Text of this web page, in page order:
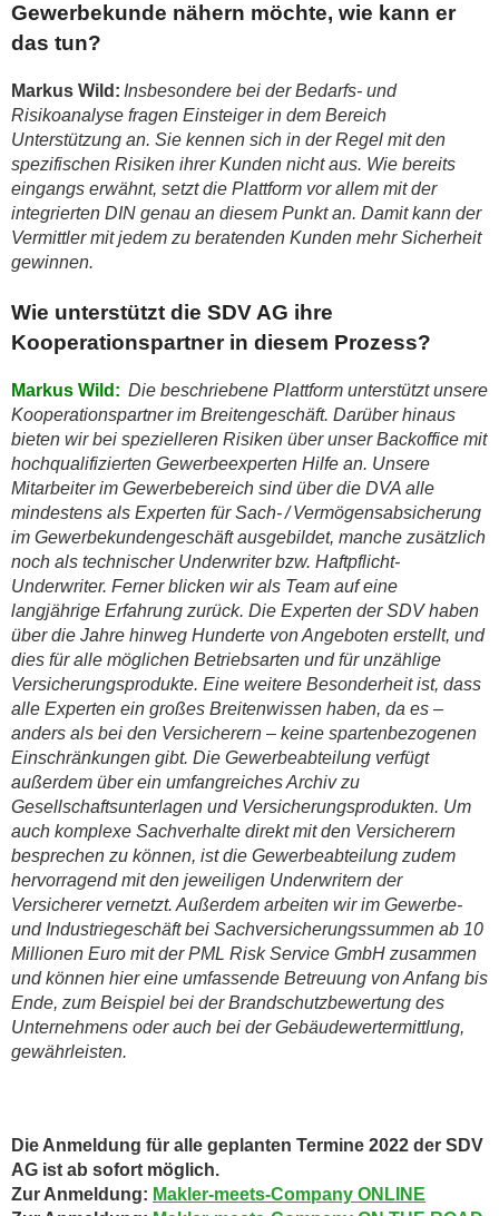
Gewerbekunde nähern möchte, wie kann er
das tun?
Markus Wild: Insbesondere bei der Bedarfs- und
Risikoanalyse fragen Einsteiger in dem Bereich
Unterstützung an. Sie kennen sich in der Regel mit den
spezifischen Risiken ihrer Kunden nicht aus. Wie bereits
eingangs erwähnt, setzt die Plattform vor allem mit der
integrierten DIN genau an diesem Punkt an. Damit kann der
Vermittler mit jedem zu beratenden Kunden mehr Sicherheit
gewinnen.
Wie unterstützt die SDV AG ihre
Kooperationspartner in diesem Prozess?
Markus Wild: Die beschriebene Plattform unterstützt unsere
Kooperationspartner im Breitengeschäft. Darüber hinaus
bieten wir bei spezielleren Risiken über unser Backoffice mit
hochqualifizierten Gewerbeexperten Hilfe an. Unsere
Mitarbeiter im Gewerbebereich sind über die DVA alle
mindestens als Experten für Sach- / Vermögensabsicherung
im Gewerbekundengeschäft ausgebildet, manche zusätzlich
noch als technischer Underwriter bzw. Haftpflicht-
Underwriter. Ferner blicken wir als Team auf eine
langjährige Erfahrung zurück. Die Experten der SDV haben
über die Jahre hinweg Hunderte von Angeboten erstellt, und
dies für alle möglichen Betriebsarten und für unzählige
Versicherungsprodukte. Eine weitere Besonderheit ist, dass
alle Experten ein großes Breitenwissen haben, da es –
anders als bei den Versicherern – keine spartenbezogenen
Einschränkungen gibt. Die Gewerbeabteilung verfügt
außerdem über ein umfangreiches Archiv zu
Gesellschaftsunterlagen und Versicherungsprodukten. Um
auch komplexe Sachverhalte direkt mit den Versicherern
besprechen zu können, ist die Gewerbeabteilung zudem
hervorragend mit den jeweiligen Underwritern der
Versicherer vernetzt. Außerdem arbeiten wir im Gewerbe-
und Industriegeschäft bei Sachversicherungssummen ab 10
Millionen Euro mit der PML Risk Service GmbH zusammen
und können hier eine umfassende Betreuung von Anfang bis
Ende, zum Beispiel bei der Brandschutzbewertung des
Unternehmens oder auch bei der Gebäudewertermittlung,
gewährleisten.
Die Anmeldung für alle geplanten Termine 2022 der SDV
AG ist ab sofort möglich.
Zur Anmeldung: Makler-meets-Company ONLINE